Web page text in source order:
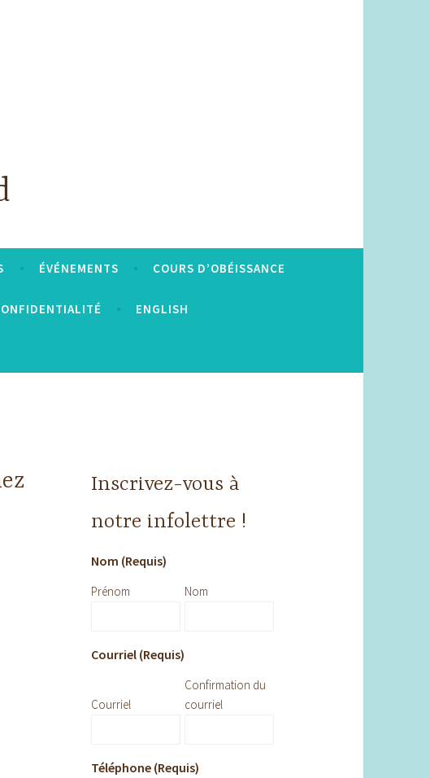
ÉVÉNEMENTS COURS D’OBÉISSANCE
ENGLISH
Inscrivez-vous à
notre infolettre !
Nom (Requis)
Prénom Nom
Courriel (Requis)
Courriel
Confirmation du
courriel
Téléphone (Requis)